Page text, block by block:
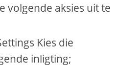
volgende aksies uit te
Kies die
inligting;